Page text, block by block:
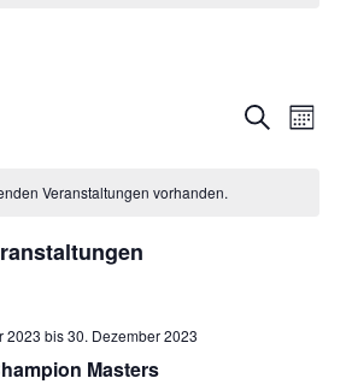
Suche
Monat
Veranstaltungen vorhanden.
2023 bis30. Dezember 2023
Masters